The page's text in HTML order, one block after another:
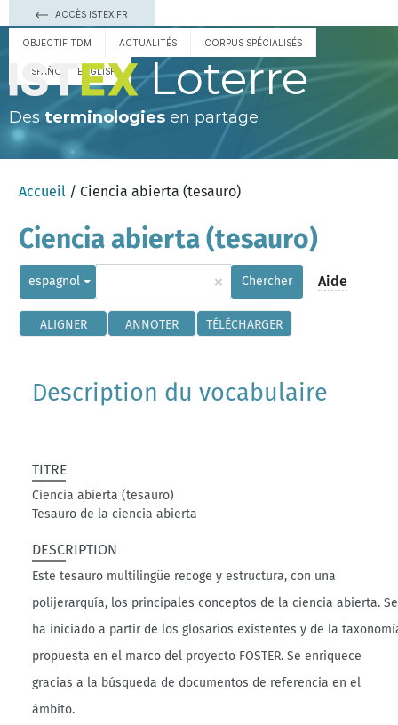
ACCÈS ISTEX.FR
OBJECTIF TDM ACTUALITÉS CORPUS SPÉCIALISÉS
ESPAÑOL ENGLISH Loterre
Des terminologies en partage
Accueil / Ciencia abierta (tesauro)
Ciencia abierta (tesauro)
espagnol × Chercher Aide
ALIGNER ANNOTER TÉLÉCHARGER
Description du vocabulaire
TITRE
Ciencia abierta (tesauro)
Tesauro de la ciencia abierta
DESCRIPTION
Este tesauro multilingüe recoge y estructura, con una
polijerarquía, los principales conceptos de la ciencia abierta. Se
ha iniciado a partir de los glosarios existentes y de la
propuesta en el marco del proyecto FOSTER. Se enriquece
gracias a la búsqueda de documentos de referencia en el
ámbito.